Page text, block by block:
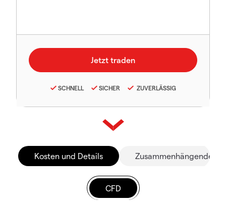
SCHNELL SICHER ZUVERLÄSSIG
Kosten und Details Zusammenhängende
CFD